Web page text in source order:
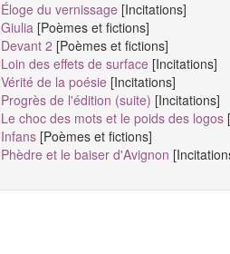
Éloge du vernissage [Incitations]
Giulia [Poèmes et fictions]
Devant 2 [Poèmes et fictions]
Loin des effets de surface [Incitations]
Vérité de la poésie [Incitations]
Progrès de l'édition (suite) [Incitations]
Le choc des mots et le poids des logos
Infans [Poèmes et fictions]
Phèdre et le baiser d'Avignon